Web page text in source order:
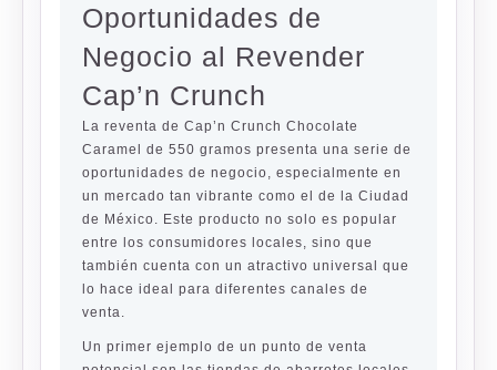
Oportunidades de
Negocio al Revender
Cap’n Crunch
La reventa de Cap’n Crunch Chocolate
Caramel de 550 gramos presenta una serie de
oportunidades de negocio, especialmente en
un mercado tan vibrante como el de la Ciudad
de México. Este producto no solo es popular
entre los consumidores locales, sino que
también cuenta con un atractivo universal que
lo hace ideal para diferentes canales de
venta.
Un primer ejemplo de un punto de venta